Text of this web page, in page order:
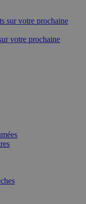
votre prochaine